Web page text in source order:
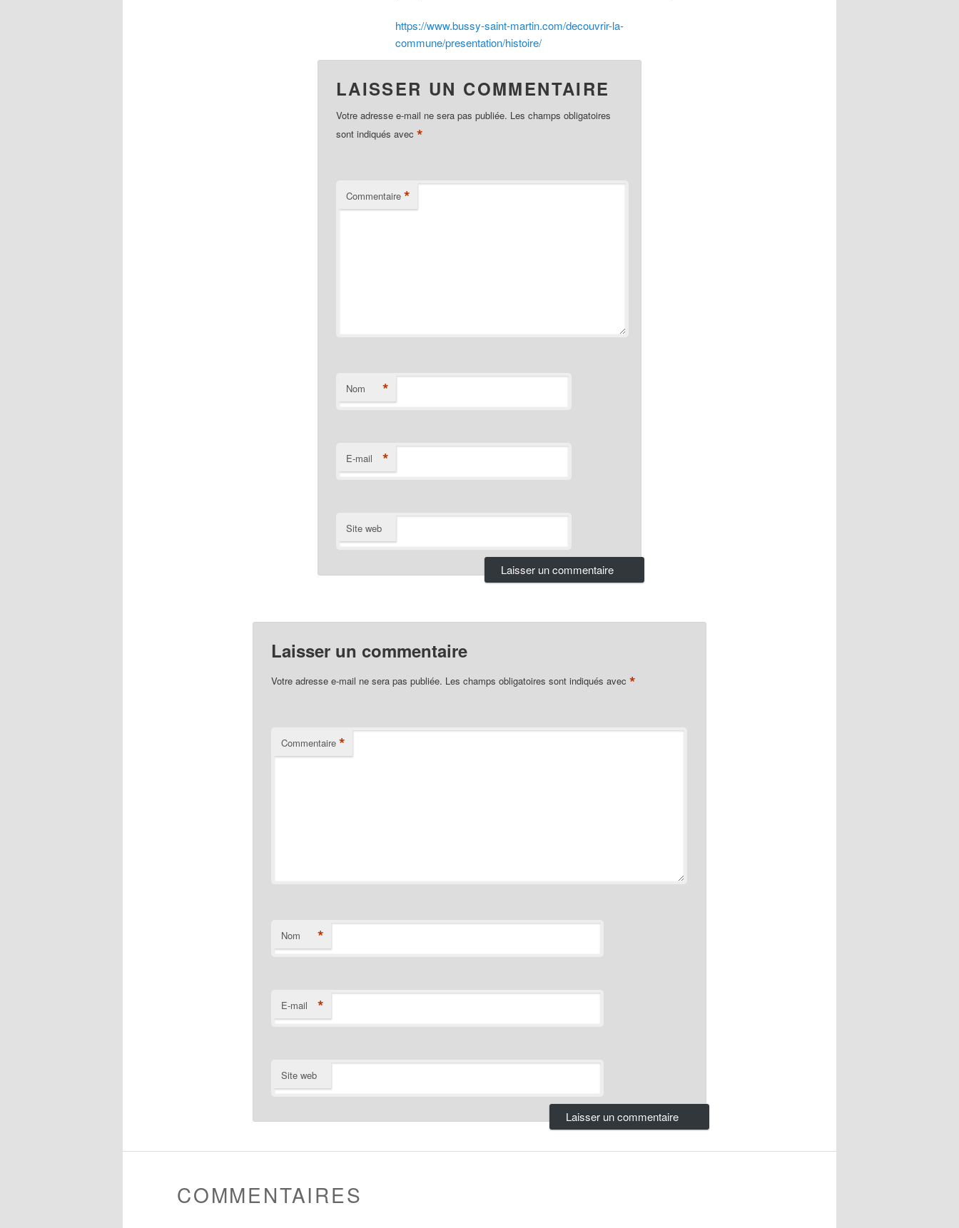
https://www.bussy-saint-martin.com/decouvrir-la-
commune/presentation/histoire/
LAISSER UN COMMENTAIRE
Votre adresse e-mail ne sera pas publiée. Les champs obligatoires
sont indiqués avec *
Commentaire *
Nom *
E-mail *
Site web
Laisser un commentaire
Votre adresse e-mail ne sera pas publiée. Les champs obligatoires sont indiqués avec *
Commentaire *
Nom *
E-mail *
Site web
COMMENTAIRES